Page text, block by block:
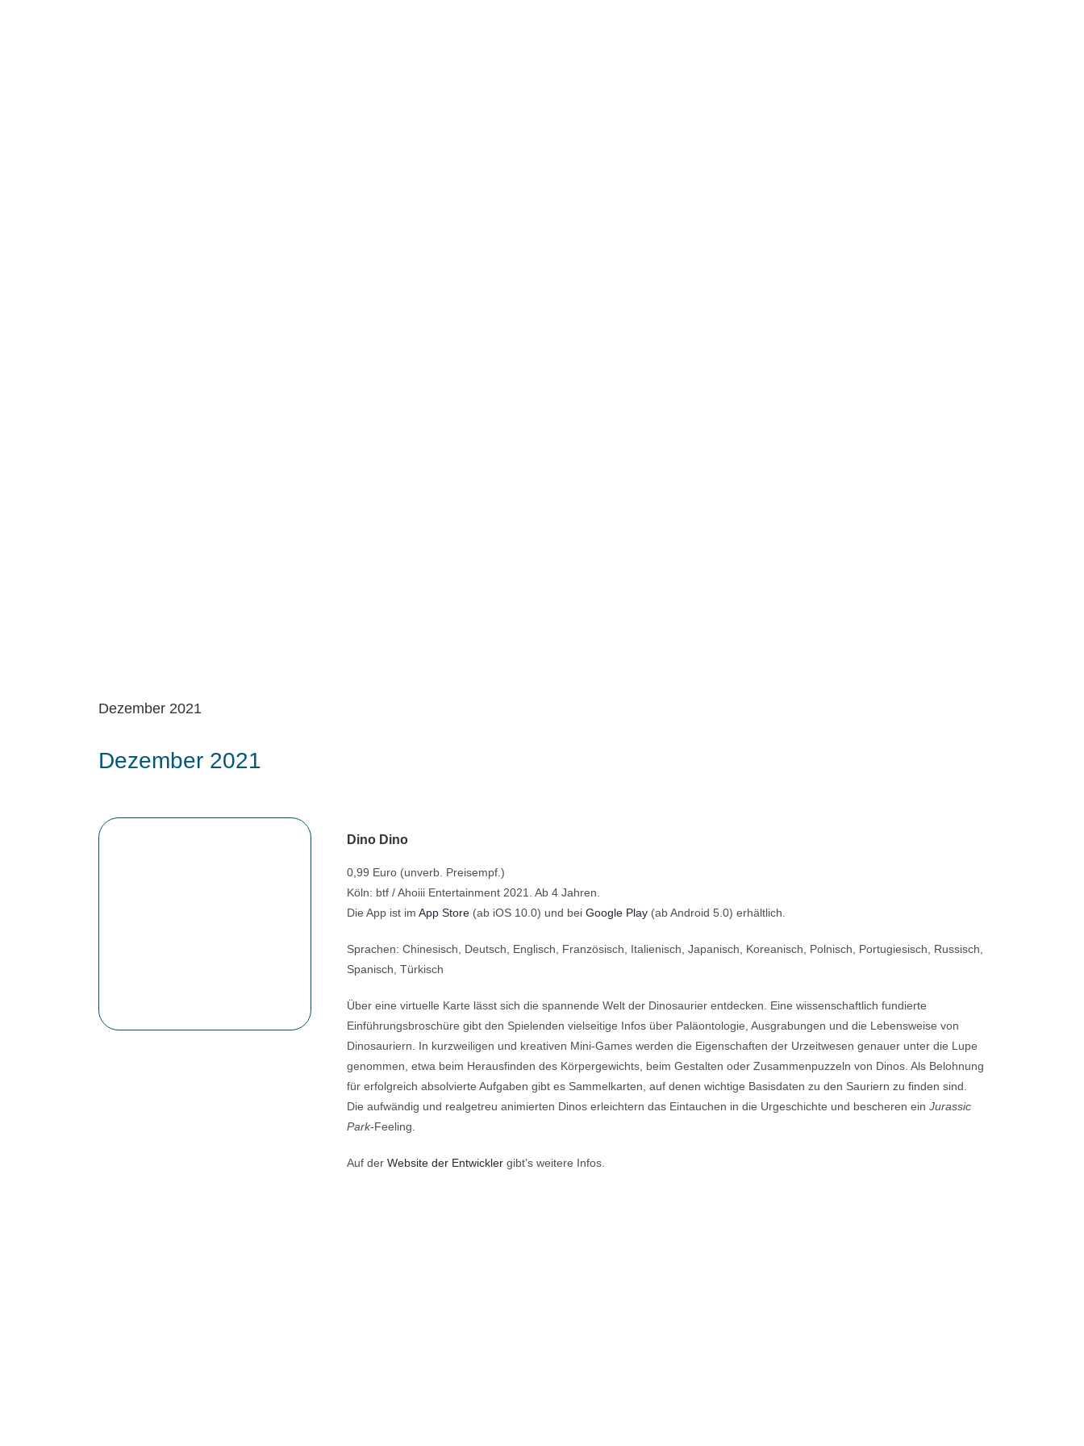
Dezember 2021
Dezember 2021
Dino Dino
0,99 Euro (unverb. Preisempf.)
Köln: btf / Ahoiii Entertainment 2021. Ab 4 Jahren.
Die App ist im App Store (ab iOS 10.0) und bei Google Play (ab Android 5.0) erhältlich.
Sprachen: Chinesisch, Deutsch, Englisch, Französisch, Italienisch, Japanisch, Koreanisch, Polnisch, Portugiesisch, Russisch,
Spanisch, Türkisch
Über eine virtuelle Karte lässt sich die spannende Welt der Dinosaurier entdecken. Eine wissenschaftlich fundierte
Einführungsbroschüre gibt den Spielenden vielseitige Infos über Paläontologie, Ausgrabungen und die Lebensweise von
Dinosauriern. In kurzweiligen und kreativen Mini-Games werden die Eigenschaften der Urzeitwesen genauer unter die Lupe
genommen, etwa beim Herausfinden des Körpergewichts, beim Gestalten oder Zusammenpuzzeln von Dinos. Als Belohnung
für erfolgreich absolvierte Aufgaben gibt es Sammelkarten, auf denen wichtige Basisdaten zu den Sauriern zu finden sind.
Die aufwändig und realgetreu animierten Dinos erleichtern das Eintauchen in die Urgeschichte und bescheren ein Jurassic
Park-Feeling.
Auf der Website der Entwickler gibt’s weitere Infos.